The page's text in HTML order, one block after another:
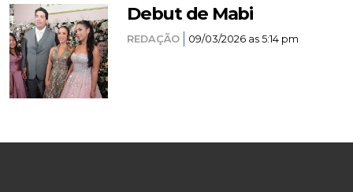
Debut de Mabi
REDAÇÃO 09/03/2026 as 5:14 pm